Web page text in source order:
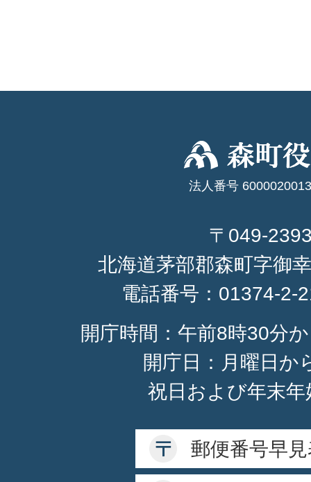
法人番号
〒049-
北海道茅部郡森町字御
電話番号： 01374-2-
開庁時間：午前8時30分
開庁日：月曜日か
祝日および年末
郵便番号早